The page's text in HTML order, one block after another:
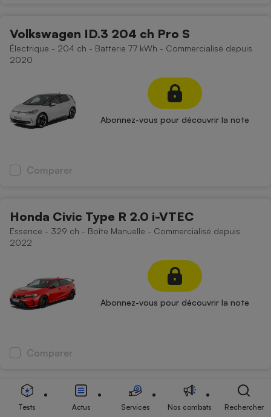
Volkswagen ID.3 204 ch Pro S
Électrique - 204 ch - Batterie 77 kWh - Commercialisé depuis
2020
Abonnez-vous pour découvrir la note
Comparer
Honda Civic Type R 2.0 i-VTEC
Essence - 329 ch - Boîte Manuelle - Commercialisé depuis
2022
Abonnez-vous pour découvrir la note
Comparer
Mazda 3 Berline 2.0L e-Skyactiv-X M
Tests Actus Services Nos combats Rechercher